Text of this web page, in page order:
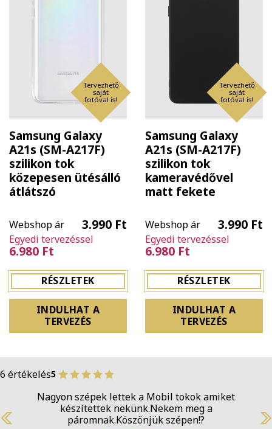
Tervezhető
saját
fotóval is!
Samsung Galaxy
A21s (SM-A217F)
szilikon tok
közepesen ütésálló
átlátszó
Webshop ár 3.990 Ft
Egyedi tervezéssel
6.980 Ft
RÉSZLETEK
INDULHAT A
TERVEZÉS
Tervezhető
saját
fotóval is!
Samsung Galaxy
A21s (SM-A217F)
szilikon tok
kameravédővel
matt fekete
Webshop ár 3.990 Ft
Egyedi tervezéssel
6.980 Ft
RÉSZLETEK
INDULHAT A
TERVEZÉS
6 értékelés5
Nagyon szépek lettek a Mobil tokok amiket
készítettek nekünk.Nekem meg a
páromnak.Köszönjük szépen!?
Previous